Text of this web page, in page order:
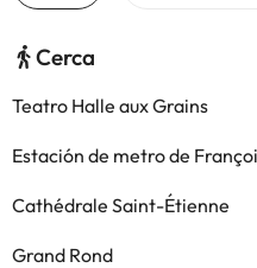
Cerca
Teatro Halle aux Grains
Estación de metro de
Cathédrale Saint-Étienne
Grand Rond